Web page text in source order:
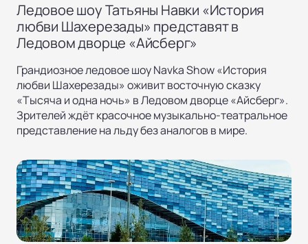
Ледовое шоу Татьяны Навки «История
любви Шахерезады» представят в
Ледовом дворце «Айсберг»
Грандиозное ледовое шоу Navka Show «История
любви Шахерезады» оживит восточную сказку
«Тысяча и одна ночь» в Ледовом дворце «Айсберг».
Зрителей ждёт красочное музыкально-театральное
представление на льду без аналогов в мире.